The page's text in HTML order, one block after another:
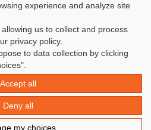
experience and analyze site
us to collect and process
privacy policy.
to data collection by clicking
Accept all
Deny all
my choices